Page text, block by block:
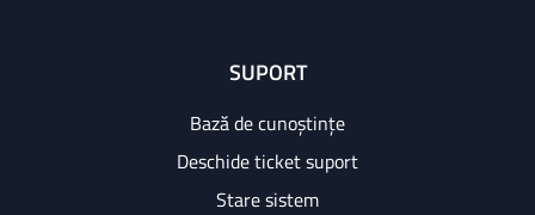
SUPORT
Bază de cunoștințe
Deschide ticket suport
Stare sistem